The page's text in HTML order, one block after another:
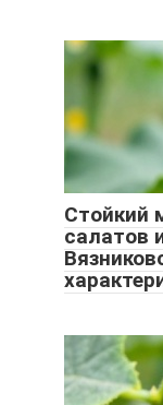
Стойкий
салатов